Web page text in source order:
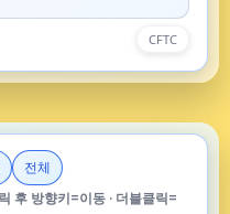
CFTC
전체
후 방향키=이동 · 더블클릭=